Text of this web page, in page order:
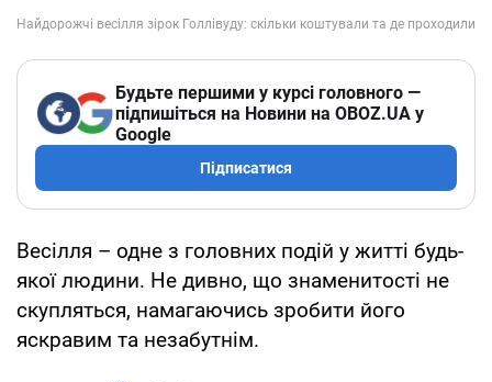
Будьте першими у курсі головного —
підпишіться на Новини на OBOZ.UA у
Google
Підписатися
Весілля – одне з головних подій у житті будь-
якої людини. Не дивно, що знаменитості не
скупляться, намагаючись зробити його
яскравим та незабутнім.